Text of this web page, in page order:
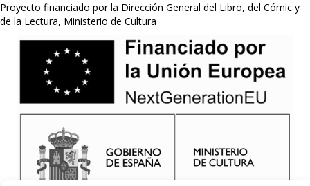
Proyecto financiado por la Dirección General del Libro, del Cómic y
de la Lectura, Ministerio de Cultura